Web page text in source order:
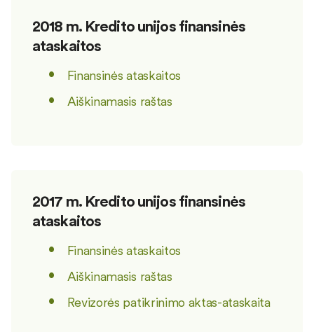
2018 m. Kredito unijos finansinės
ataskaitos
Finansinės ataskaitos
Aiškinamasis raštas
2017 m. Kredito unijos finansinės
ataskaitos
Finansinės ataskaitos
Aiškinamasis raštas
Revizorės patikrinimo aktas-ataskaita